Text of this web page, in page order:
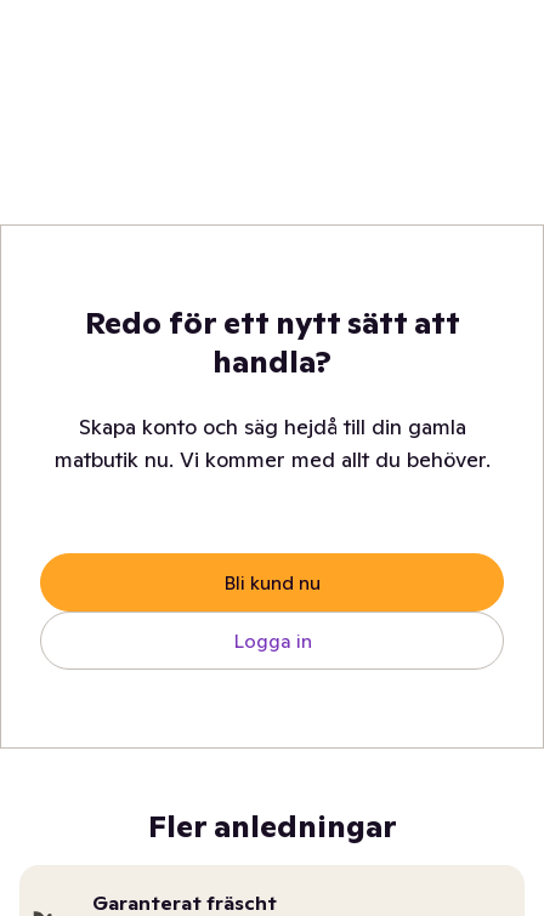
Redo för ett nytt sätt att
handla?
Skapa konto och säg hejdå till din gamla
matbutik nu. Vi kommer med allt du behöver.
Bli kund nu
Logga in
Fler anledningar
Garanterat fräscht